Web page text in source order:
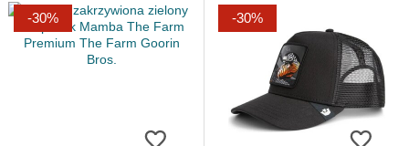
-30% -30%